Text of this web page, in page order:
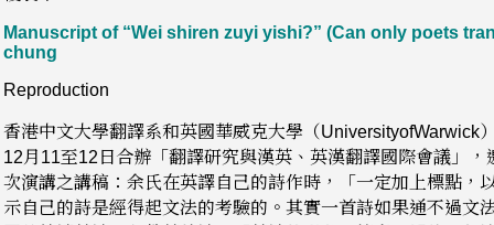
Manuscript of “Wei shiren zuyi yishi?” (Can only poets
chung
Reproduction
香港中文大學翻譯系和英國華威克大學（UniversityofWarwick
12月11至12日合辦「翻譯研究與漢英、英漢翻譯國際會議」
次演講之講稿：余氏在英譯自己的詩作時，「一定加上標點，
示自己的詩是經得起文法的考驗的。其實一首詩如果通不過文